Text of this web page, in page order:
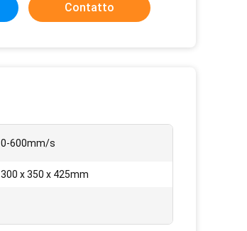
Contatto
0-600mm/s
300 x 350 x 425mm